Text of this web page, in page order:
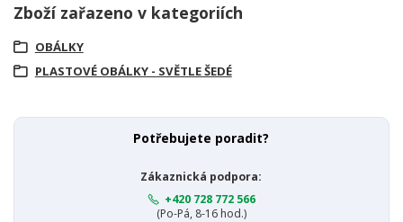
Zboží zařazeno v kategoriích
OBÁLKY
PLASTOVÉ OBÁLKY - SVĚTLE ŠEDÉ
Potřebujete poradit?
Zákaznická podpora:
+420 728 772 566
(Po-Pá, 8-16 hod.)